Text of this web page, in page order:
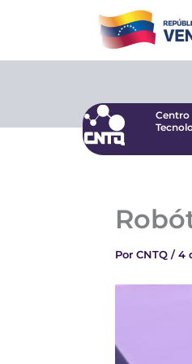
Centro
Por CNTQ /4